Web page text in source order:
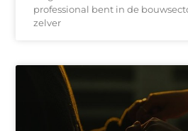
professional bent in de
zelver